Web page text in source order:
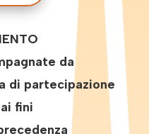
da
di partecipazione
fini